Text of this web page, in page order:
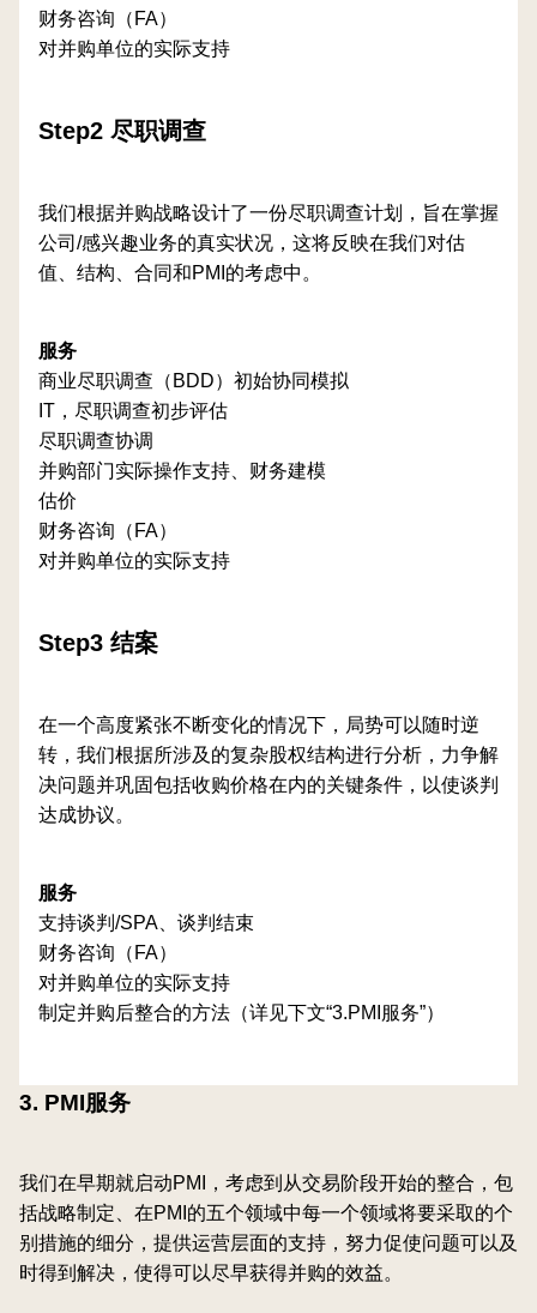
财务咨询（FA）
对并购单位的实际支持
Step2 尽职调查
我们根据并购战略设计了一份尽职调查计划，旨在掌握
公司/感兴趣业务的真实状况，这将反映在我们对估
值、结构、合同和PMI的考虑中。
服务
商业尽职调查（BDD）初始协同模拟
IT，尽职调查初步评估
尽职调查协调
并购部门实际操作支持、财务建模
估价
财务咨询（FA）
对并购单位的实际支持
Step3 结案
在一个高度紧张不断变化的情况下，局势可以随时逆
转，我们根据所涉及的复杂股权结构进行分析，力争解
决问题并巩固包括收购价格在内的关键条件，以使谈判
达成协议。
服务
支持谈判/SPA、谈判结束
财务咨询（FA）
对并购单位的实际支持
制定并购后整合的方法（详见下文“3.PMI服务”）
3. PMI服务
我们在早期就启动PMI，考虑到从交易阶段开始的整合，包
括战略制定、在PMI的五个领域中每一个领域将要采取的个
别措施的细分，提供运营层面的支持，努力促使问题可以及
时得到解决，使得可以尽早获得并购的效益。